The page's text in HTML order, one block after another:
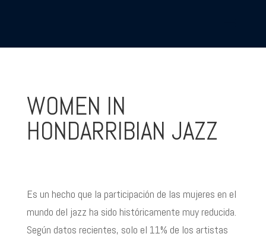
WOMEN IN
HONDARRIBIAN JAZZ
Es un hecho que la participación de las mujeres en el
mundo del jazz ha sido históricamente muy reducida.
Según datos recientes, solo el 11% de los artistas